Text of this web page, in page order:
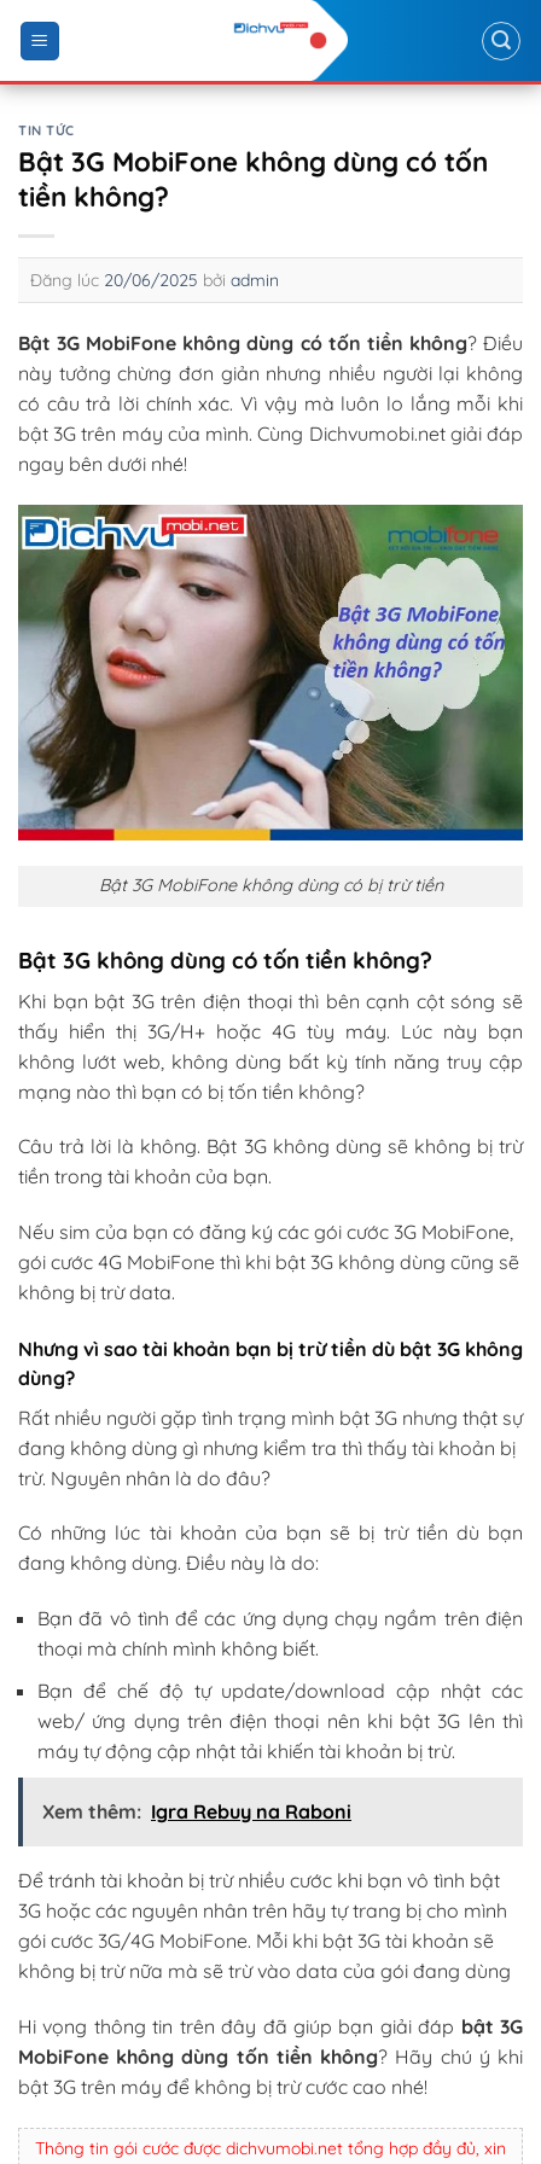
content
TIN TỨC
Bật 3G MobiFone không dùng có tốn
tiền không?
Đăng lúc 20/06/2025 bởi admin
Bật 3G MobiFone không dùng có tốn tiền không? Điều
này tưởng chừng đơn giản nhưng nhiều người lại không
có câu trả lời chính xác. Vì vậy mà luôn lo lắng mỗi khi
bật 3G trên máy của mình. Cùng Dichvumobi.net giải đáp
ngay bên dưới nhé!
Bật 3G MobiFone không dùng có bị trừ tiền
Bật 3G không dùng có tốn tiền không?
Khi bạn bật 3G trên điện thoại thì bên cạnh cột sóng sẽ
thấy hiển thị 3G/H+ hoặc 4G tùy máy. Lúc này bạn
không lướt web, không dùng bất kỳ tính năng truy cập
mạng nào thì bạn có bị tốn tiền không?
Câu trả lời là không. Bật 3G không dùng sẽ không bị trừ
tiền trong tài khoản của bạn.
Nếu sim của bạn có đăng ký các gói cước 3G MobiFone,
gói cước 4G MobiFone thì khi bật 3G không dùng cũng sẽ
không bị trừ data.
Nhưng vì sao tài khoản bạn bị trừ tiền dù bật 3G không
dùng?
Rất nhiều người gặp tình trạng mình bật 3G nhưng thật sự
đang không dùng gì nhưng kiểm tra thì thấy tài khoản bị
trừ. Nguyên nhân là do đâu?
Có những lúc tài khoản của bạn sẽ bị trừ tiền dù bạn
đang không dùng. Điều này là do:
Bạn đã vô tình để các ứng dụng chạy ngầm trên điện
thoại mà chính mình không biết.
Bạn để chế độ tự update/download cập nhật các
web/ ứng dụng trên điện thoại nên khi bật 3G lên thì
máy tự động cập nhật tải khiến tài khoản bị trừ.
Xem thêm: Igra Rebuy na Raboni
Để tránh tài khoản bị trừ nhiều cước khi bạn vô tình bật
3G hoặc các nguyên nhân trên hãy tự trang bị cho mình
gói cước 3G/4G MobiFone. Mỗi khi bật 3G tài khoản sẽ
không bị trừ nữa mà sẽ trừ vào data của gói đang dùng
Hi vọng thông tin trên đây đã giúp bạn giải đáp bật 3G
MobiFone không dùng tốn tiền không? Hãy chú ý khi
bật 3G trên máy để không bị trừ cước cao nhé!
Thông tin gói cước được dichvumobi.net tổng hợp đầy đủ, xin